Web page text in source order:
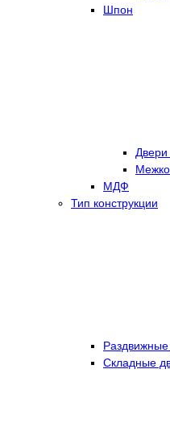
Шпон
МДФ
Тип конструкции
Раздвижные
Складные